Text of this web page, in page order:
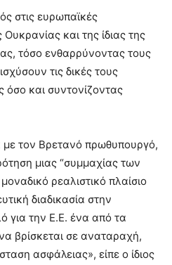
στις ευρωπαϊκές
και της ίδιας της
τόσο ενθαρρύνοντας τους
τις δικές τους
όσο και συντονίζοντας
με τον Βρετανό πρωθυπουργό,
μιας “συμμαχίας των
ρεαλιστικό πλαίσιο
διαδικασία στην
για την Ε.Ε. ένα από τα
βρίσκεται σε αναταραχή,
ασφάλειας», είπε ο ίδιος